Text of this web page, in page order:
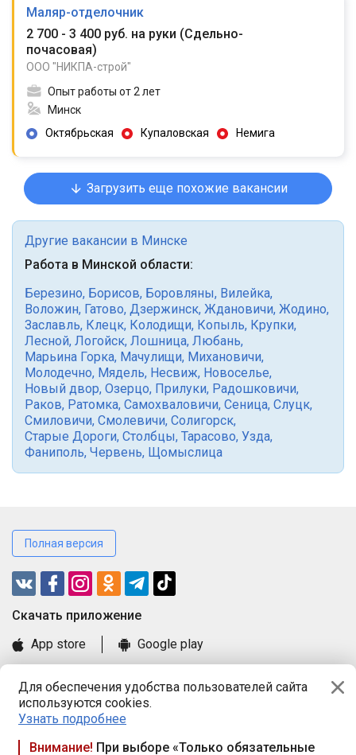
Для обеспечения удобства пользователей сайта
используются cookies.
Узнать подробнее
Внимание! При выборе «Только обязательные
Маляр-отделочник
2 700 - 3 400 руб. на руки (Сдельно-
почасовая)
ООО "НИКПА-строй"
Опыт работы от 2 лет
Минск
Октябрьская
Купаловская Немига
Загрузить еще похожие вакансии
Другие вакансии в Минске
Работа в Минской области:
Березино, Борисов, Боровляны, Вилейка,
Воложин, Гатово, Дзержинск, Ждановичи, Жодино,
Заславль, Клецк, Колодищи, Копыль, Крупки,
Лесной, Логойск, Лошница, Любань,
Марьина Горка, Мачулищи, Михановичи,
Молодечно, Мядель, Несвиж, Новоселье,
Новый двор, Озерцо, Прилуки, Радошковичи,
Раков, Ратомка, Самохваловичи, Сеница, Слуцк,
Смиловичи, Смолевичи, Солигорск,
Старые Дороги, Столбцы, Тарасово, Узда,
Фаниполь, Червень, Щомыслица
Полная версия
Cкачать приложение
App store
Google play
Книга замечаний и предложений
Правила и документы
Praca.by © 2000—2026, ООО «ПРАЦА БАЙ»